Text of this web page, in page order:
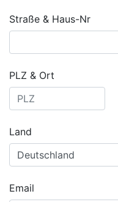
Straße & Haus-Nr
PLZ & Ort
Land
Email